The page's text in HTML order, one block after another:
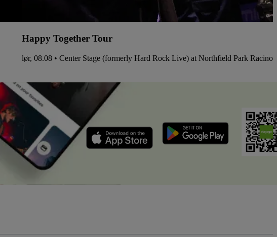
Happy Together Tour
lør, 08.08 • Center Stage (formerly Hard Rock Live) at Northfield Park Racino